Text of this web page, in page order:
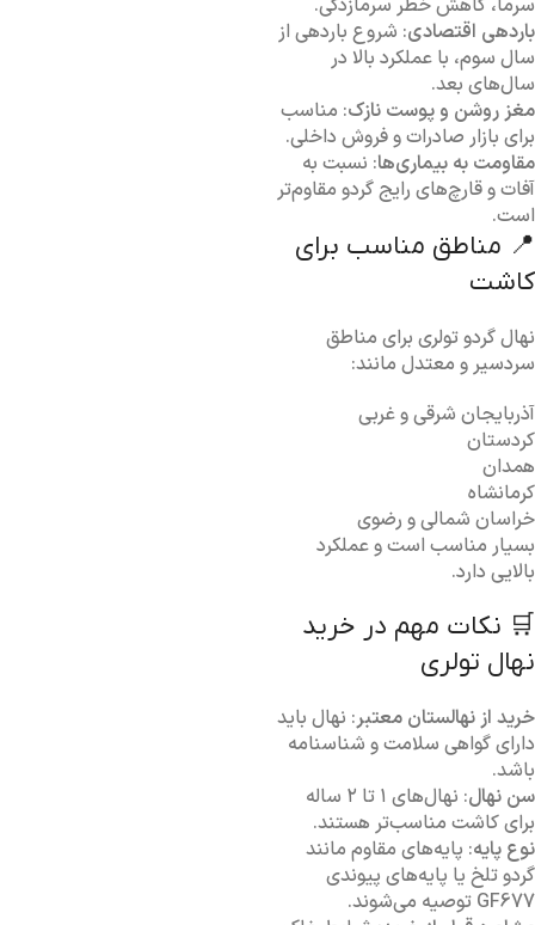
سرما، کاهش خطر سرمازدگی.
باردهی اقتصادی: شروع باردهی از
سال سوم، با عملکرد بالا در
سال‌های بعد.
مغز روشن و پوست نازک: مناسب
برای بازار صادرات و فروش داخلی.
مقاومت به بیماری‌ها: نسبت به
آفات و قارچ‌های رایج گردو مقاوم‌تر
است.
📍 مناطق مناسب برای
کاشت
نهال گردو تولری برای مناطق
سردسیر و معتدل مانند:
آذربایجان شرقی و غربی
کردستان
همدان
کرمانشاه
خراسان شمالی و رضوی
بسیار مناسب است و عملکرد
بالایی دارد.
🛒 نکات مهم در خرید
نهال تولری
خرید از نهالستان معتبر: نهال باید
دارای گواهی سلامت و شناسنامه
باشد.
سن نهال
: نهال‌های ۱ تا ۲ ساله
برای کاشت مناسب‌تر هستند.
نوع پایه: پایه‌های مقاوم مانند
گردو تلخ یا پایه‌های پیوندی
GF677 توصیه می‌شوند.